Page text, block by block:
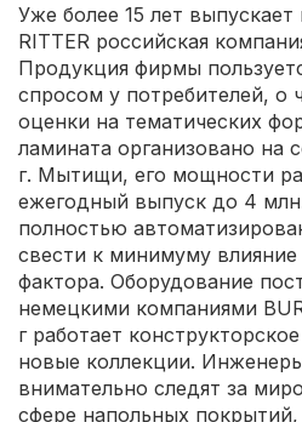
Уже более 15 лет
RITTER российская
Продукция фирмы
спросом у потребителей, о
оценки на тематических
ламината организовано на
г. Мытищи, его мощности
ежегодный выпуск до 4
полностью
свести к минимуму влияние
фактора. Оборудование
немецкими компаниями
г работает
новые коллекции.
внимательно следят за
сфере напольных